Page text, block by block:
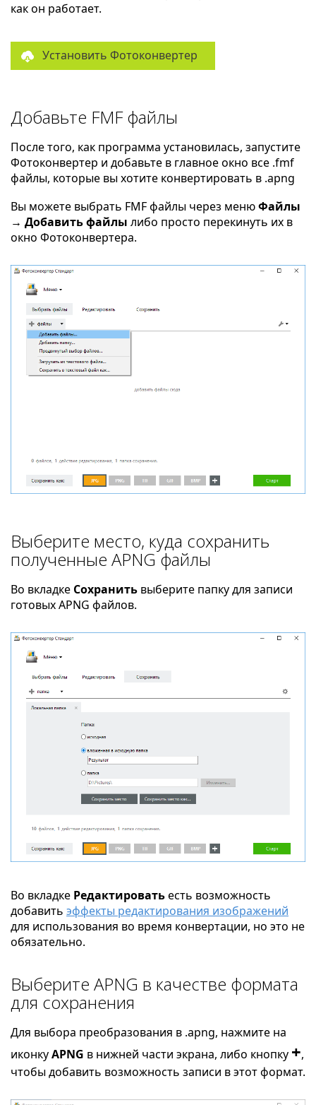
как он работает.
Установить Фотоконвертер
Добавьте FMF файлы
После того, как программа установилась, запустите
Фотоконвертер и добавьте в главное окно все .fmf
файлы, которые вы хотите конвертировать в .apng
Вы можете выбрать FMF файлы через менюФайлы
→ Добавить файлы либо просто перекинуть их в
окно Фотоконвертера.
Выберите место, куда сохранить
полученные APNG файлы
Во вкладке Сохранить выберите папку для записи
готовых APNG файлов.
Во вкладке Редактироватьесть возможность
добавить эффекты редактирования изображений
для использования во время конвертации, но это не
обязательно.
Выберите APNG в качестве формата
для сохранения
Для выбора преобразования в .apng, нажмите на
иконкуAPNG в нижней части экрана, либо кнопку +,
чтобы добавить возможность записи в этот формат.